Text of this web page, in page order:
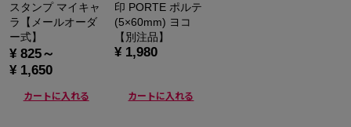
スタンプ マイキャ
ラ【メールオーダ
ー式】
¥ 825～
¥ 1,650
カートに入れる
印 PORTE ポルテ
(5×60mm) ヨコ
【別注品】
¥ 1,980
カートに入れる